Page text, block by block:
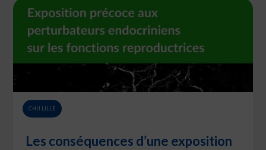
CHU LILLE
Les conséquences d’une exposition